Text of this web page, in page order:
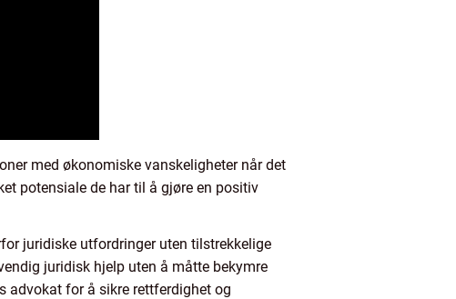
med økonomiske vanskeligheter når det
potensiale de har til å gjøre en positiv
juridiske utfordringer uten tilstrekkelige
juridisk hjelp uten å måtte bekymre
advokat for å sikre rettferdighet og